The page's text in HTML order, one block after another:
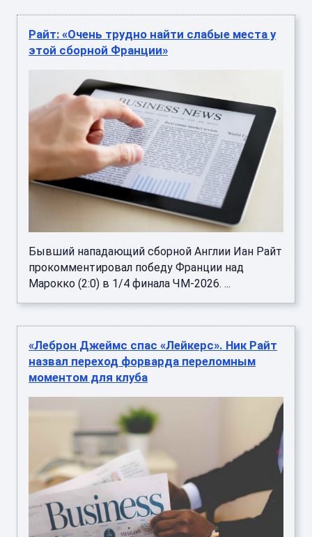
Райт: «Очень трудно найти слабые места у
этой сборной Франции»
Бывший нападающий сборной Англии Иан Райт
прокомментировал победу Франции над
Марокко (2:0) в 1/4 финала ЧМ-2026. ...
«Леброн Джеймс спас «Лейкерс». Ник Райт
назвал переход форварда переломным
моментом для клуба